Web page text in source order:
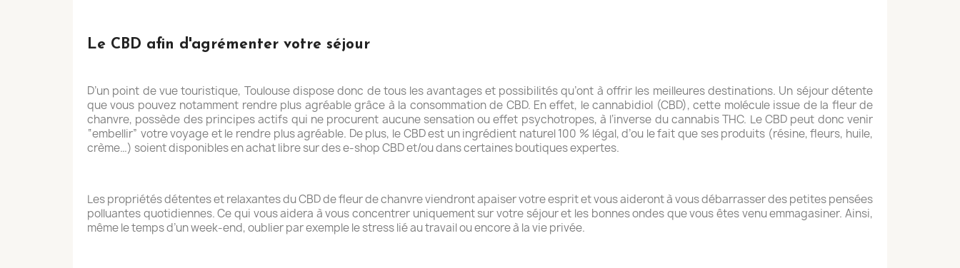
Le CBD afin d'agrémenter votre séjour
D’un point de vue touristique, Toulouse dispose donc de tous les avantages et possibilités qu’ont à offrir les meilleures destinations. Un séjour détente
que vous pouvez notamment rendre plus agréable grâce à la consommation de CBD. En effet, le cannabidiol (CBD), cette molécule issue de la fleur de
chanvre, possède des principes actifs qui ne procurent aucune sensation ou effet psychotropes, à l‘inverse du cannabis THC. Le CBD peut donc venir
“embellir” votre voyage et le rendre plus agréable. De plus, le CBD est un ingrédient naturel 100 % légal, d’ou le fait que ses produits (résine, fleurs, huile,
crème…) soient disponibles en achat libre sur des e-shop CBD et/ou dans certaines boutiques expertes.
Les propriétés détentes et relaxantes du CBD de fleur de chanvre viendront apaiser votre esprit et vous aideront à vous débarrasser des petites pensées
polluantes quotidiennes. Ce qui vous aidera à vous concentrer uniquement sur votre séjour et les bonnes ondes que vous êtes venu emmagasiner. Ainsi,
même le temps d’un week-end, oublier par exemple le stress lié au travail ou encore à la vie privée.